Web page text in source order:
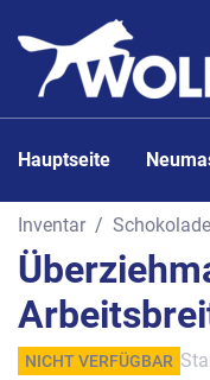
Hauptseite
Inventar
NICHT VERFÜGBAR